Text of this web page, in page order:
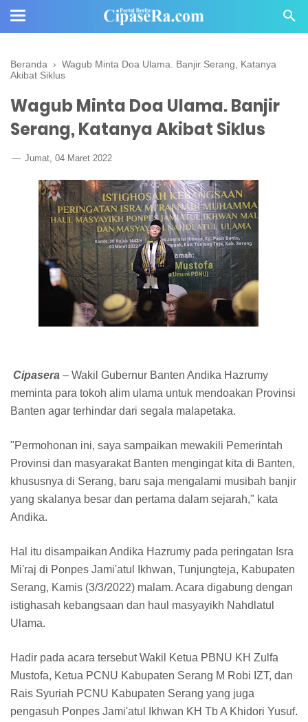
Beranda › Wagub Minta Doa Ulama. Banjir Serang, Katanya
Akibat Siklus
Wagub Minta Doa Ulama. Banjir
Serang, Katanya Akibat Siklus
Jumat, 04 Maret 2022
Cipasera – Wakil Gubernur Banten Andika Hazrumy
meminta para tokoh alim ulama untuk mendoakan Provinsi
Banten agar terhindar dari segala malapetaka.
"Permohonan ini, saya sampaikan mewakili Pemerintah
Provinsi dan masyarakat Banten mengingat kita di Banten,
khususnya di Serang, baru saja mengalami musibah banjir
yang skalanya besar dan pertama dalam sejarah," kata
Andika.
Hal itu disampaikan Andika Hazrumy pada peringatan Isra
Mi'raj di Ponpes Jami'atul Ikhwan, Tunjungteja, Kabupaten
Serang, Kamis (3/3/2022) malam. Acara digabung dengan
istighasah kebangsaan dan haul masyayikh Nahdlatul
Ulama.
Hadir pada acara tersebut Wakil Ketua PBNU KH Zulfa
Mustofa, Ketua PCNU Kabupaten Serang M Robi IZT, dan
Rais Syuriah PCNU Kabupaten Serang yang juga
pengasuh Ponpes Jami'atul Ikhwan KH Tb A Khidori Yusuf.